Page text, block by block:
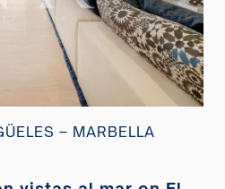
– MARBELLA